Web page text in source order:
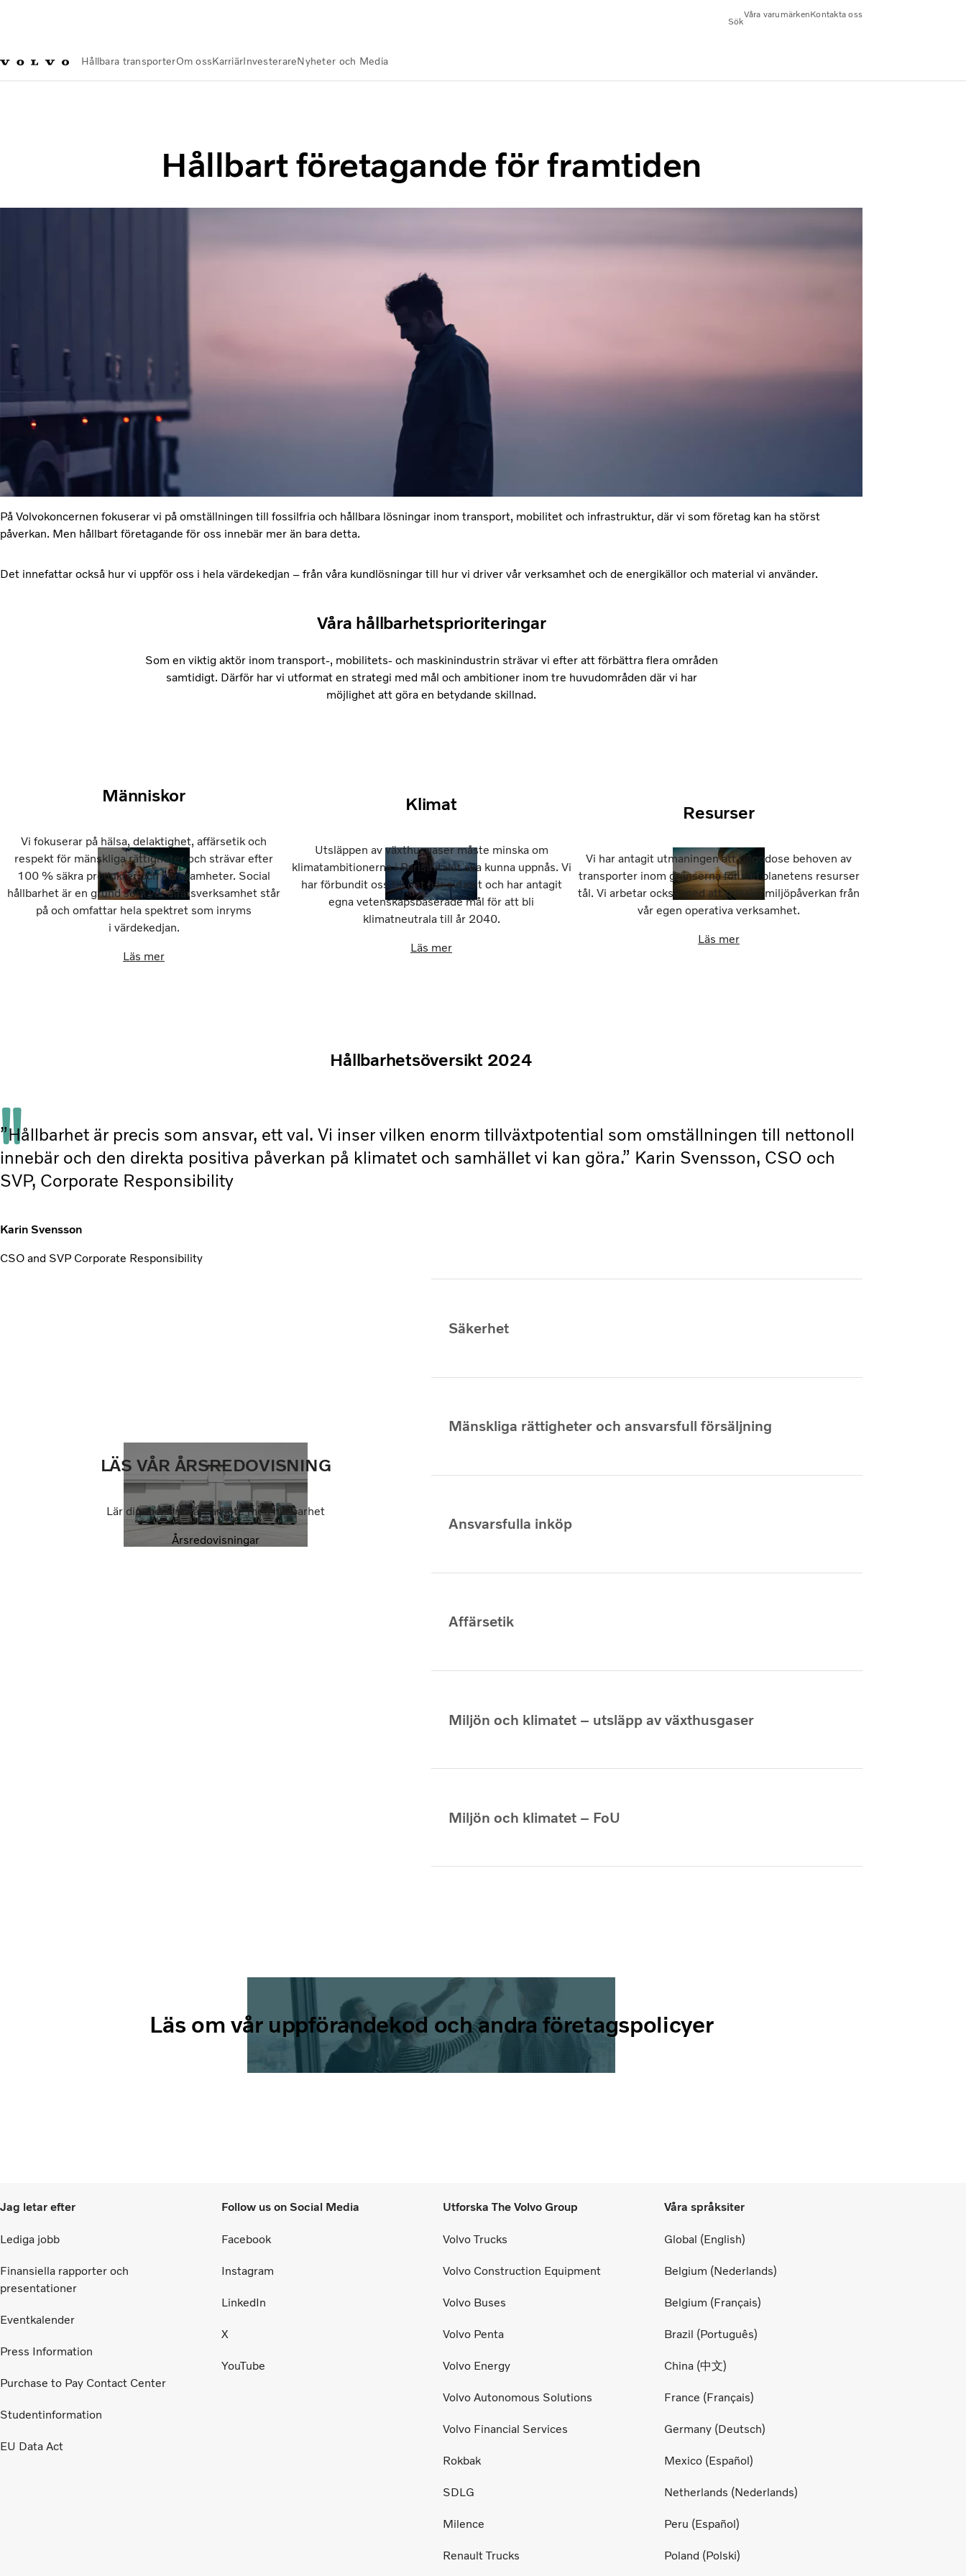
Sök
Våra varumärkenKontakta oss
Hållbara transporterOm ossKarriärInvesterareNyheter och Media
Hållbart företagande för framtiden
På Volvokoncernen fokuserar vi på omställningen till fossilfria och hållbara lösningar inom transport, mobilitet och infrastruktur, där vi som företag kan ha störst
påverkan. Men hållbart företagande för oss innebär mer än bara detta.
Det innefattar också hur vi uppför oss i hela värdekedjan – från våra kundlösningar till hur vi driver vår verksamhet och de energikällor och material vi använder.
Våra hållbarhetsprioriteringar
Som en viktig aktör inom transport-, mobilitets- och maskinindustrin strävar vi efter att förbättra flera områden
samtidigt. Därför har vi utformat en strategi med mål och ambitioner inom tre huvudområden där vi har
möjlighet att göra en betydande skillnad.
Människor
Vi fokuserar på hälsa, delaktighet, affärsetik och
respekt för mänskliga rättigheter och strävar efter
100 % säkra produkter och verksamheter. Social
hållbarhet är en grund som vår affärsverksamhet står
på och omfattar hela spektret som inryms
i värdekedjan.
Läs mer
Klimat
Utsläppen av växthusgaser måste minska om
klimatambitionerna i Parisavtalet ska kunna uppnås. Vi
har förbundit oss till det här avtalet och har antagit
egna vetenskapsbaserade mål för att bli
klimatneutrala till år 2040.
Läs mer
Resurser
Vi har antagit utmaningen att tillgodose behoven av
transporter inom gränserna för vad planetens resurser
tål. Vi arbetar också med att minska miljöpåverkan från
vår egen operativa verksamhet.
Läs mer
Hållbarhetsöversikt 2024
”Hållbarhet är precis som ansvar, ett val. Vi inser vilken enorm tillväxtpotential som omställningen till nettonoll
innebär och den direkta positiva påverkan på klimatet och samhället vi kan göra.” Karin Svensson, CSO och
SVP, Corporate Responsibility
Karin Svensson
CSO and SVP Corporate Responsibility
LÄS VÅR ÅRSREDOVISNING
Lär dig mer om vårt arbete med hållbarhet
Årsredovisningar
Säkerhet
Mänskliga rättigheter och ansvarsfull försäljning
Ansvarsfulla inköp
Affärsetik
Miljön och klimatet – utsläpp av växthusgaser
Miljön och klimatet – FoU
Läs om vår uppförandekod och andra företagspolicyer
Jag letar efter
Lediga jobb
Finansiella rapporter och
presentationer
Eventkalender
Press Information
Purchase to Pay Contact Center
Studentinformation
EU Data Act
Follow us on Social Media
Facebook
Instagram
LinkedIn
X
YouTube
Utforska The Volvo Group
Volvo Trucks
Volvo Construction Equipment
Volvo Buses
Volvo Penta
Volvo Energy
Volvo Autonomous Solutions
Volvo Financial Services
Rokbak
SDLG
Milence
Renault Trucks
Våra språksiter
Global (English)
Belgium (Nederlands)
Belgium (Français)
Brazil (Português)
China (中文)
France (Français)
Germany (Deutsch)
Mexico (Español)
Netherlands (Nederlands)
Peru (Español)
Poland (Polski)